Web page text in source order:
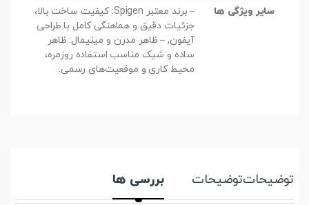
سایر ویژگی ها
– برند معتبر Spigen: کیفیت ساخت بالا،
جزئیات دقیق و هماهنگی کامل با طراحی
آیفون, – ظاهر مدرن و مینیمال: ظاهر
ساده و شیک مناسب استفاده روزمره،
محیط کاری و موقعیت‌های رسمی.
توضیحاتتوضیحات بررسی ها